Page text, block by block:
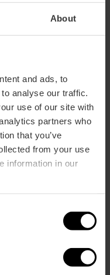
About
and ads, to
analyse our traffic.
use of our site with
partners who
that you’ve
from your use
information in our
Beniferri
Beteró